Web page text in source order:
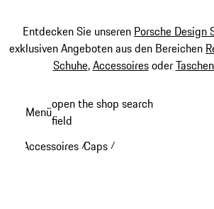
Entdecken Sie unseren Porsche Design
exklusiven Angeboten aus den Bereichen
Schuhe,Accessoiresoder
Hauptinhalt
Menüopen the shop search
field
Accessoires /Caps /